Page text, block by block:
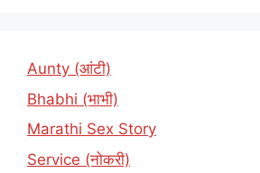
Aunty (आंटी)
Bhabhi (भाभी)
Marathi Sex Story
Service (नोकरी)